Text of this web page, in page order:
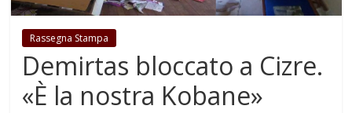
Rassegna Stampa
Demirtas bloccato a Cizre.
«È la nostra Kobane»